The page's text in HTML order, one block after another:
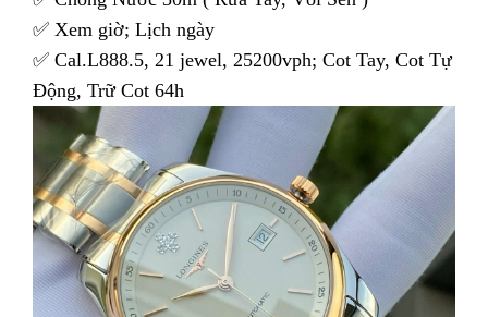
✅ Xem giờ; Lịch ngày
✅ Cal.L888.5, 21 jewel, 25200vph; Cot Tay, Cot Tự
Động, Trữ Cot 64h